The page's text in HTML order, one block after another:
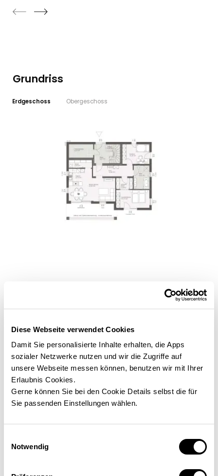
Diese Webseite verwendet Cookies
Damit Sie personalisierte Inhalte erhalten, die Apps
sozialer Netzwerke nutzen und wir die Zugriffe auf
unsere Webseite messen können, benutzen wir mit Ihrer
Erlaubnis Cookies.
Gerne können Sie bei den Cookie Details selbst die für
Sie passenden Einstellungen wählen.
Notwendig
Grundriss
Erdgeschoss Obergeschoss
Ausstattung
Alle Preise sind inkl. Bodenplatte
AUSBAUSTUFEN VERGLEICHEN
Belagsfertig Badfertig Schlüsselfertig
Dein ELK Haus ist außen komplett fertig und